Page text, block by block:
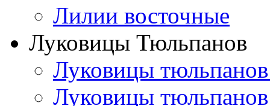
Лилии восточные
Луковицы Тюльпанов
Луковицы
Луковицы